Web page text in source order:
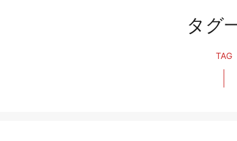
タグ
TAG